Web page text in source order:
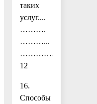
таких
услуг....
……….
………...
12
16.
Способы